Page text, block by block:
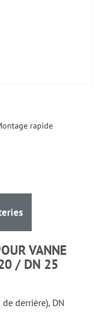
rapide
VANNE
/ DN 25
derrière), DN